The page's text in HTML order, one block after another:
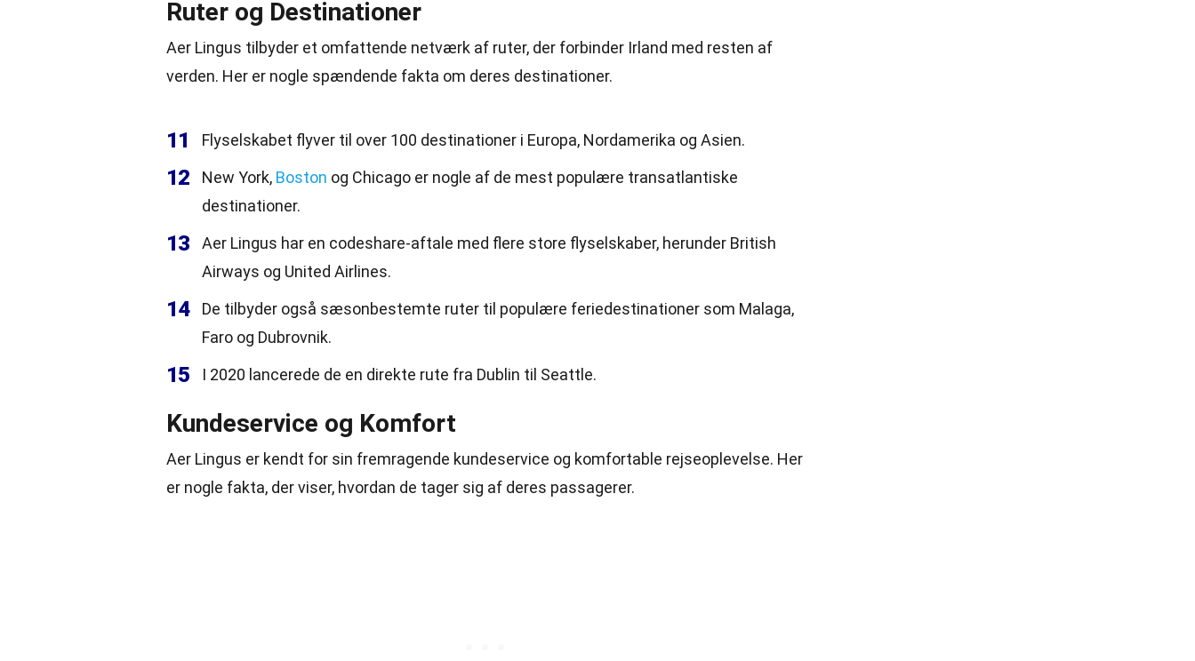
Ruter og Destinationer
Aer Lingus tilbyder et omfattende netværk af ruter, der forbinder Irland med resten af
verden. Her er nogle spændende fakta om deres destinationer.
11 Flyselskabet flyver til over 100 destinationer i Europa, Nordamerika og Asien.
12 New York, Boston og Chicago er nogle af de mest populære transatlantiske
destinationer.
13
Aer Lingus har en codeshare-aftale med flere store flyselskaber, herunder British
Airways og United Airlines.
14
De tilbyder også sæsonbestemte ruter til populære feriedestinationer som Malaga,
Faro og Dubrovnik.
15 I 2020 lancerede de en direkte rute fra Dublin til Seattle.
Kundeservice og Komfort
Aer Lingus er kendt for sin fremragende kundeservice og komfortable rejseoplevelse. Her
er nogle fakta, der viser, hvordan de tager sig af deres passagerer.